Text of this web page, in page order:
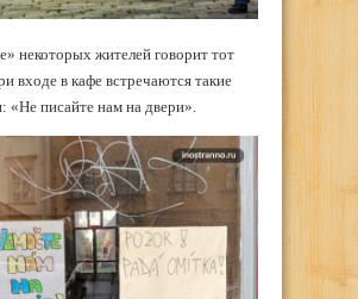
некоторых жителей говорит тот
входе в кафе встречаются такие
«Не писайте нам на двери».